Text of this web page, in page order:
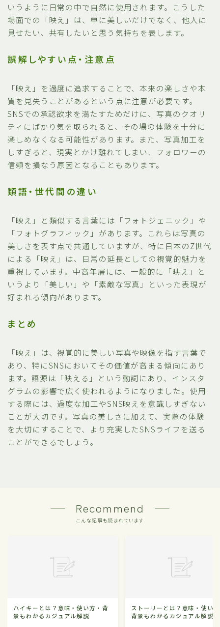
いうように日常の中で自然に使用されます。こうした
場面での「映え」は、単に美しいだけでなく、他人に
見せたい、共有したいと思う気持ちを表します。
誤解しやすい点・注意点
「映え」を過度に追求することで、本来の楽しさや本
質を見失うことがあるという点に注意が必要です。
SNSでの承認欲求を満たすためだけに、写真のクオリ
ティにばかり気を取られると、その場の体験を十分に
楽しめなくなる可能性があります。また、写真加工を
しすぎると、現実とかけ離れてしまい、フォロワーの
信頼を損なう原因となることもあります。
類語・世代間の違い
「映え」と類似する言葉には「フォトジェニック」や
「フォトグラフィック」があります。これらは写真の
美しさを表す点で共通していますが、特に日本のZ世代
による「映え」は、日常の延長としての視覚的魅力を
重視しています。中高年層には、一般的に「映え」と
いうより「美しい」や「素敵な写真」といった表現が
好まれる傾向があります。
まとめ
「映え」は、視覚的に美しい写真や映像を指す言葉で
あり、特にSNSにおいてその価値が高まる傾向にあり
ます。語源は「映える」という動詞にあり、インスタ
グラムの影響で広く使われるようになりました。使用
する際には、過度な加工やSNS映えを意識しすぎない
ことが大切です。写真の美しさに加えて、実際の体験
を大切にすることで、より充実したSNSライフを送る
ことができるでしょう。
Recommend
こんな記事も読まれています
ハイキーとは？意味・使い方・背
景もわかるカジュアル解説
ストーリーとは？意味・使い
背景もわかるカジュアル解説